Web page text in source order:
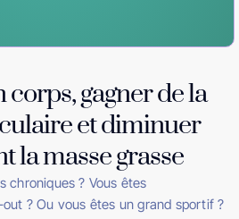
gagner de la
et diminuer
la masse grasse
chroniques ? Vous êtes
? Ou vous êtes un grand sportif ?